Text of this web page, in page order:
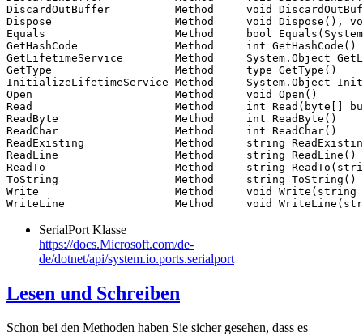
DiscardOutBuffer          Method     void
Dispose                   Method     void Dispose(),
Equals                    Method     bool
GetHashCode               Method     int GetHashCode()
GetLifetimeService        Method     System.Object
GetType                   Method     type GetType()
InitializeLifetimeService Method     System.Object
Open                      Method     void Open()
Read                      Method     int Read(byte[]
ReadByte                  Method     int ReadByte()
ReadChar                  Method     int ReadChar()
ReadExisting              Method     string
ReadLine                  Method     string ReadLine()
ReadTo                    Method     string
ToString                  Method     string ToString()
Write                     Method     void Write(string
WriteLine                 Method     void
SerialPort Klasse
https://docs.Microsoft.com/de-
de/dotnet/api/system.io.ports.serialport
Lesen und Schreiben
Schon bei den Methoden haben Sie sicher gesehen, dass es